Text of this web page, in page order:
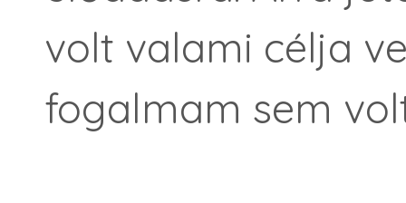
volt valami célja
fogalmam sem